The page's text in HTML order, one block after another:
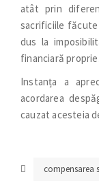
atât prin
sacrificiile făcute
dus la
financiară proprie.
Instanța a
acordarea
cauzat acesteia
compensarea